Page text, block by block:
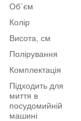
Об`єм
Колір
Висота, см
Полірування
Комплектація
Підходить для
миття в
посудомийній
машині